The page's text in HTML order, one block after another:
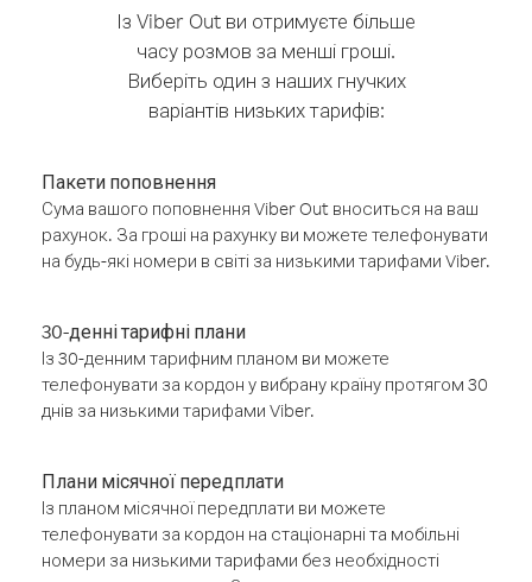
Із Viber Out ви отримуєте більше
часу розмов за менші гроші.
Виберіть один з наших гнучких
варіантів низьких тарифів:
Пакети поповнення
Сума вашого поповнення Viber Out вноситься на ваш
рахунок. За гроші на рахунку ви можете телефонувати
на будь-які номери в світі за низькими тарифами Viber.
30-денні тарифні плани
Із 30-денним тарифним планом ви можете
телефонувати за кордон у вибрану країну протягом 30
днів за низькими тарифами Viber.
Плани місячної передплати
Із планом місячної передплати ви можете
телефонувати за кордон на стаціонарні та мобільні
номери за низькими тарифами без необхідності